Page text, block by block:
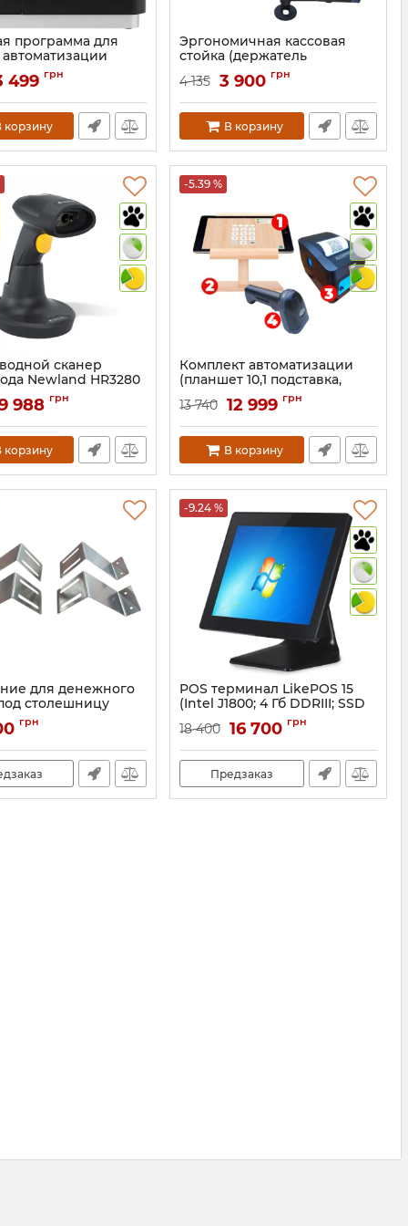
программа для
автоматизации
499 грн
корзину
Эргономичная кассовая
стойка (держатель
монитора, банковского
терминала, принтера чеков)
Артикул:305
4 135 3 900 грн
В корзину
сканер
Newland HR3280
SD (HR3280-BT-SD)
1360988 грн
корзину
-5.39 %
Комплект автоматизации
(планшет 10,1 подставка,
беспроводной сканер
штрихкодов, принтер чеков
80 мм с
Bluetooth+USB+LAN+WIFI)
13 740 12 999 грн
В корзину
для денежного
столешницу
грн
-9.24 %
POS терминал LikePOS 15
(Intel J1800; 4 Гб DDRIII; SSD
Артикул: 821
18 400 16 700 грн
Предзаказ